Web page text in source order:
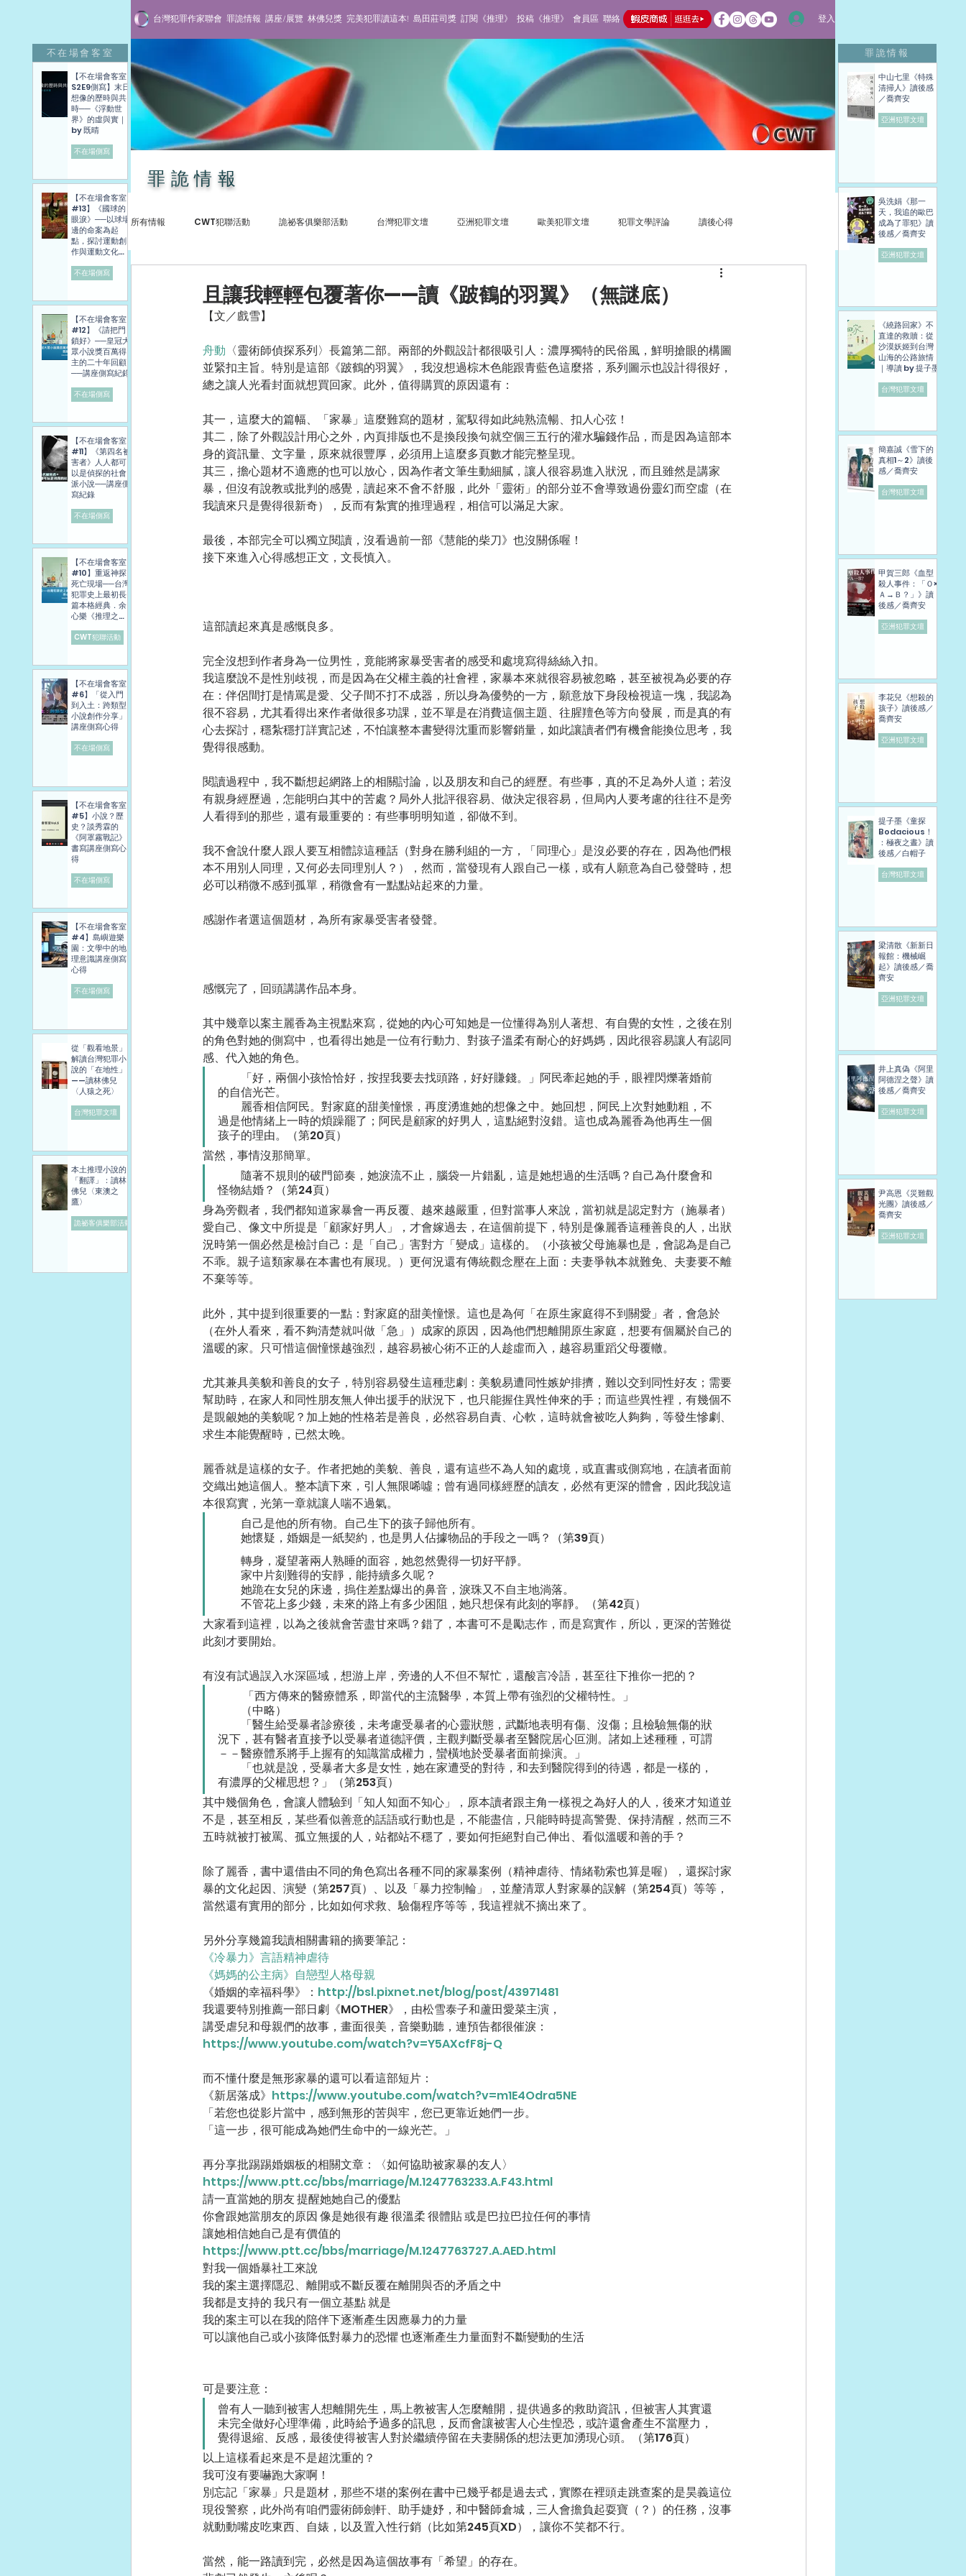
台灣犯罪作家聯會 罪詭情報 講座/展覽 林佛兒獎 完美犯罪讀這本! 島田莊司獎 訂閱《推理》 投稿《推理》 會員區 聯絡 登入
罪詭情報
所有情報 CWT犯聯活動 詭祕客俱樂部活動 台灣犯罪文壇 亞洲犯罪文壇 歐美犯罪文壇 犯罪文學評論 讀後心得
且讓我輕輕包覆著你——讀《跛鶴的羽翼》（無謎底）
【文／戲雪】
舟動 〈靈術師偵探系列〉長篇第二部。兩部的外觀設計都很吸引人：濃厚獨特的民俗風，鮮明搶眼的構圖
並緊扣主旨。特別是這部《跛鶴的羽翼》，我沒想過棕木色能跟青藍色這麼搭，系列圖示也設計得很好，
總之讓人光看封面就想買回家。此外，值得購買的原因還有：
其一，這麼大的篇幅、「家暴」這麼難寫的題材，駕馭得如此純熟流暢、扣人心弦！
其二，除了外觀設計用心之外，內頁排版也不是換段換句就空個三五行的灌水騙錢作品，而是因為這部本
身的資訊量、文字量，原來就很豐厚，必須用上這麼多頁數才能完整呈現。
其三，擔心題材不適應的也可以放心，因為作者文筆生動細膩，讓人很容易進入狀況，而且雖然是講家
暴，但沒有說教或批判的感覺，讀起來不會不舒服，此外「靈術」的部分並不會導致過份靈幻而空虛（在
我讀來只是覺得很新奇），反而有紮實的推理過程，相信可以滿足大家。
最後，本部完全可以獨立閱讀，沒看過前一部《慧能的柴刀》也沒關係喔！
接下來進入心得感想正文，文長慎入。
這部讀起來真是感慨良多。
完全沒想到作者身為一位男性，竟能將家暴受害者的感受和處境寫得絲絲入扣。
我這麼說不是性別歧視，而是因為在父權主義的社會裡，家暴本來就很容易被忽略，甚至被視為必要的存
在：伴侶間打是情罵是愛、父子間不打不成器，所以身為優勢的一方，願意放下身段檢視這一塊，我認為
很不容易，尤其看得出來作者做很多功課，並不單是在消費這個主題、往腥羶色等方向發展，而是真的有
心去探討，穩紮穩打詳實記述，不怕讓整本書變得沈重而影響銷量，如此讓讀者們有機會能換位思考，我
覺得很感動。
閱讀過程中，我不斷想起網路上的相關討論，以及朋友和自己的經歷。有些事，真的不足為外人道；若沒
有親身經歷過，怎能明白其中的苦處？局外人批評很容易、做決定很容易，但局內人要考慮的往往不是旁
人看得到的那些，還有最重要的：有些事明明知道，卻做不到。
我不會說什麼人跟人要互相體諒這種話（對身在勝利組的一方，「同理心」是沒必要的存在，因為他們根
本不用別人同理，又何必去同理別人？），然而，當發現有人跟自己一樣，或有人願意為自己發聲時，想
必可以稍微不感到孤單，稍微會有一點點站起來的力量。
感謝作者選這個題材，為所有家暴受害者發聲。
感慨完了，回頭講講作品本身。
其中幾章以案主麗香為主視點來寫，從她的內心可知她是一位懂得為別人著想、有自覺的女性，之後在別
的角色對她的側寫中，也看得出她是一位有行動力、對孩子溫柔有耐心的好媽媽，因此很容易讓人有認同
感、代入她的角色。
「好，兩個小孩恰恰好，按捏我要去找頭路，好好賺錢。」阿民牽起她的手，眼裡閃爍著婚前
的自信光芒。
麗香相信阿民。對家庭的甜美憧憬，再度湧進她的想像之中。她回想，阿民上次對她動粗，不
過是他情緒上一時的煩躁罷了；阿民是顧家的好男人，這點絕對沒錯。這也成為麗香為他再生一個
孩子的理由。（第20頁）
當然，事情沒那簡單。
隨著不規則的破門節奏，她淚流不止，腦袋一片錯亂，這是她想過的生活嗎？自己為什麼會和
怪物結婚？（第24頁）
身為旁觀者，我們都知道家暴會一再反覆、越來越嚴重，但對當事人來說，當初就是認定對方（施暴者）
愛自己、像文中所提是「顧家好男人」，才會嫁過去，在這個前提下，特別是像麗香這種善良的人，出狀
況時第一個必然是檢討自己：是「自己」害對方「變成」這樣的。（小孩被父母施暴也是，會認為是自己
不乖。親子這類家暴在本書也有展現。）更何況還有傳統觀念壓在上面：夫妻爭執本就難免、夫妻要不離
不棄等等。
此外，其中提到很重要的一點：對家庭的甜美憧憬。這也是為何「在原生家庭得不到關愛」者，會急於
（在外人看來，看不夠清楚就叫做「急」）成家的原因，因為他們想離開原生家庭，想要有個屬於自己的
溫暖的家。只可惜這個憧憬越強烈，越容易被心術不正的人趁虛而入，越容易重蹈父母覆轍。
尤其兼具美貌和善良的女子，特別容易發生這種悲劇：美貌易遭同性嫉妒排擠，難以交到同性好友；需要
幫助時，在家人和同性朋友無人伸出援手的狀況下，也只能握住異性伸來的手；而這些異性裡，有幾個不
是覬覦她的美貌呢？加上她的性格若是善良，必然容易自責、心軟，這時就會被吃人夠夠，等發生慘劇、
求生本能覺醒時，已然太晚。
麗香就是這樣的女子。作者把她的美貌、善良，還有這些不為人知的處境，或直書或側寫地，在讀者面前
交織出她這個人。整本讀下來，引人無限唏噓；曾有過同樣經歷的讀友，必然有更深的體會，因此我說這
本很寫實，光第一章就讓人喘不過氣。
自己是他的所有物。自己生下的孩子歸他所有。
她懷疑，婚姻是一紙契約，也是男人佔據物品的手段之一嗎？（第39頁）
轉身，凝望著兩人熟睡的面容，她忽然覺得一切好平靜。
家中片刻難得的安靜，能持續多久呢？
她跪在女兒的床邊，摀住差點爆出的鼻音，淚珠又不自主地淌落。
不管花上多少錢，未來的路上有多少困阻，她只想保有此刻的寧靜。（第42頁）
大家看到這裡，以為之後就會苦盡甘來嗎？錯了，本書可不是勵志作，而是寫實作，所以，更深的苦難從
此刻才要開始。
有沒有試過誤入水深區域，想游上岸，旁邊的人不但不幫忙，還酸言冷語，甚至往下推你一把的？
「西方傳來的醫療體系，即當代的主流醫學，本質上帶有強烈的父權特性。」
（中略）
「醫生給受暴者診療後，未考慮受暴者的心靈狀態，武斷地表明有傷、沒傷；且檢驗無傷的狀
況下，甚有醫者直接予以受暴者道德評價，主觀判斷受暴者至醫院居心叵測。諸如上述種種，可謂
－－醫療體系將手上握有的知識當成權力，蠻橫地於受暴者面前操演。」
「也就是說，受暴者大多是女性，她在家遭受的對待，和去到醫院得到的待遇，都是一樣的，
有濃厚的父權思想？」（第253頁）
其中幾個角色，會讓人體驗到「知人知面不知心」，原本讀者跟主角一樣視之為好人的人，後來才知道並
不是，甚至相反，某些看似善意的話語或行動也是，不能盡信，只能時時提高警覺、保持清醒，然而三不
五時就被打被罵、孤立無援的人，站都站不穩了，要如何拒絕對自己伸出、看似溫暖和善的手？
除了麗香，書中還借由不同的角色寫出各種不同的家暴案例（精神虐待、情緒勒索也算是喔），還探討家
暴的文化起因、演變（第257頁）、以及「暴力控制輪」，並釐清眾人對家暴的誤解（第254頁）等等，
當然還有實用的部分，比如如何求救、驗傷程序等等，我這裡就不摘出來了。
另外分享幾篇我讀相關書籍的摘要筆記：
《冷暴力》言語精神虐待
《媽媽的公主病》自戀型人格母親
《婚姻的幸福科學》： http://bsl.pixnet.net/blog/post/43971481
我還要特別推薦一部日劇《MOTHER》，由松雪泰子和蘆田愛菜主演，
講受虐兒和母親們的故事，畫面很美，音樂動聽，連預告都很催淚：
https://www.youtube.com/watch?v=Y5AXcfF8j-Q
而不懂什麼是無形家暴的還可以看這部短片：
《新居落成》 https://www.youtube.com/watch?v=m1E4Odra5NE
「若您也從影片當中，感到無形的苦與牢，您已更靠近她們一步。
「這一步，很可能成為她們生命中的一線光芒。」
再分享批踢踢婚姻板的相關文章：〈如何協助被家暴的友人〉
https://www.ptt.cc/bbs/marriage/M.1247763233.A.F43.html
請一直當她的朋友 提醒她她自己的優點
你會跟她當朋友的原因 像是她很有趣 很溫柔 很體貼 或是巴拉巴拉任何的事情
讓她相信她自己是有價值的
https://www.ptt.cc/bbs/marriage/M.1247763727.A.AED.html
對我一個婚暴社工來說
我的案主選擇隱忍、離開或不斷反覆在離開與否的矛盾之中
我都是支持的 我只有一個立基點 就是
我的案主可以在我的陪伴下逐漸產生因應暴力的力量
可以讓他自己或小孩降低對暴力的恐懼 也逐漸產生力量面對不斷變動的生活
可是要注意：
曾有人一聽到被害人想離開先生，馬上教被害人怎麼離開，提供過多的救助資訊，但被害人其實還
未完全做好心理準備，此時給予過多的訊息，反而會讓被害人心生惶恐，或許還會產生不當壓力，
覺得退縮、反感，最後使得被害人對於繼續停留在夫妻關係的想法更加湧現心頭。（第176頁）
以上這樣看起來是不是超沈重的？
我可沒有要嚇跑大家啊！
別忘記「家暴」只是題材，那些不堪的案例在書中已幾乎都是過去式，實際在裡頭走跳查案的是昊義這位
現役警察，此外尚有咱們靈術師劍軒、助手婕妤，和中醫師倉城，三人會擔負起耍寶（？）的任務，沒事
就動動嘴皮吃東西、自婊，以及置入性行銷（比如第245頁XD），讓你不笑都不行。
當然，能一路讀到完，必然是因為這個故事有「希望」的存在。
罪詭情報
不在場會客室
【不在場會客室
S2E9側寫】末日
想像的歷時與共
時──《浮動世
界》的虛與實｜
by 既晴
不在場側寫
【不在場會客室
#13】《國球的
眼淚》──以球場
邊的命案為起
點，探討運動創
作與運動文化發
寫紀錄
不在場側寫
【不在場會客室
#12】《請把門
鎖好》──皇冠大
眾小說獎百萬得
主的二十年回顧
──講座側寫紀錄
不在場側寫
【不在場會客室
#11】《第四名被
害者》人人都可
以是偵探的社會
派小說──講座側
寫紀錄
不在場側寫
【不在場會客室
#10】重返神探
死亡現場──台灣
犯罪史上最初長
篇本格經典．余
心樂《推理之
導
CWT犯聯活動
【不在場會客室
#6】「從入門
到入土：跨類型
小說創作分享」
講座側寫心得
不在場側寫
【不在場會客室
#5】小說？歷
史？談秀霖的
《阿罩霧戰記》
書寫講座側寫心
得
不在場側寫
【不在場會客室
#4】島嶼遊樂
園：文學中的地
理意識講座側寫
心得
不在場側寫
從「觀看地景」
解讀台灣犯罪小
說的「在地性」
——讀林佛兒
〈人猿之死〉
台灣犯罪文壇
本土推理小說的
「翻譯」：讀林
佛兒〈東澳之
鷹〉
詭祕客俱樂部活動
中山七里《特殊
清掃人》讀後感
／喬齊安
亞洲犯罪文壇
吳洗娟《那一
天，我追的歐巴
成為了罪犯》讀
後感／喬齊安
亞洲犯罪文壇
《繞路回家》不
直達的救贖：從
沙漠妖姬到台灣
山海的公路旅情
｜導讀 by 提子墨
台灣犯罪文壇
簡嘉誠《雪下的
真相1～2》讀後
感／喬齊安
台灣犯罪文壇
甲賀三郎《血型
殺人事件：「Ｏ×
Ａ→Ｂ？」》讀
後感／喬齊安
亞洲犯罪文壇
李花兒《想殺的
孩子》讀後感／
喬齊安
亞洲犯罪文壇
提子墨《童探
Bodacious！
：極夜之晝》讀
後感／白帽子
台灣犯罪文壇
梁清散《新新日
報館：機械崛
起》讀後感／喬
齊安
亞洲犯罪文壇
井上真偽《阿里
阿德涅之聲》讀
後感／喬齊安
亞洲犯罪文壇
尹高恩《災難觀
光團》讀後感／
喬齊安
亞洲犯罪文壇